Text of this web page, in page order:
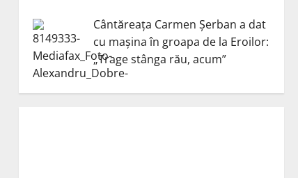
Cântăreața Carmen Șerban a dat
cu mașina în groapa de la Eroilor:
„Trage stânga rău, acum”